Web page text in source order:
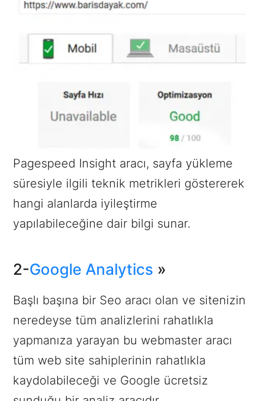
Pagespeed Insight aracı, sayfa yükleme
süresiyle ilgili teknik metrikleri göstererek
hangi alanlarda iyileştirme
yapılabileceğine dair bilgi sunar.
2-Google Analytics »
Başlı başına bir Seo aracı olan ve sitenizin
neredeyse tüm analizlerini rahatlıkla
yapmanıza yarayan bu webmaster aracı
tüm web site sahiplerinin rahatlıkla
kaydolabileceği ve Google ücretsiz